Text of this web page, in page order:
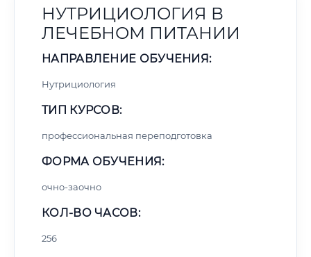
НУТРИЦИОЛОГИЯ В
ЛЕЧЕБНОМ ПИТАНИИ
НАПРАВЛЕНИЕ ОБУЧЕНИЯ:
Нутрициология
ТИП КУРСОВ:
профессиональная переподготовка
ФОРМА ОБУЧЕНИЯ:
очно-заочно
КОЛ-ВО ЧАСОВ:
256